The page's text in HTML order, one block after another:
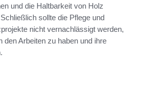
und die Haltbarkeit von Holz
sollte die Pflege und
nicht vernachlässigt werden,
den Arbeiten zu haben und ihre